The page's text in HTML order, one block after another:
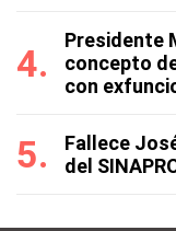
Presidente
concepto
con
Fallece
del